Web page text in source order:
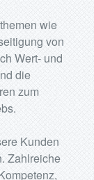
wie
von
Wert- und
die
zum
Kunden
Zahlreiche